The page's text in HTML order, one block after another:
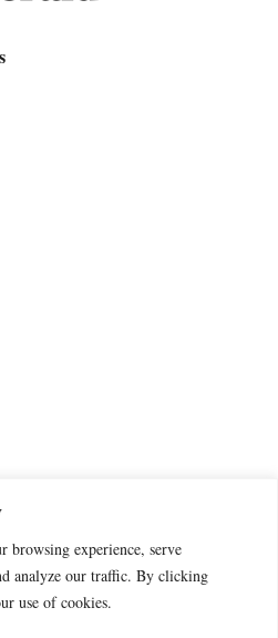
browsing experience, serve
analyze our traffic. By clicking
use of cookies.